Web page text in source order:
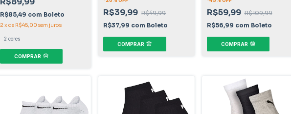
R$85,49 com Boleto
2 x de R$45,00 sem juros
2 cores
COMPRAR
R$39,99 R$49,99
R$37,99 com Boleto
COMPRAR
R$59,99 R$109,99
R$56,99 com Boleto
COMPRAR